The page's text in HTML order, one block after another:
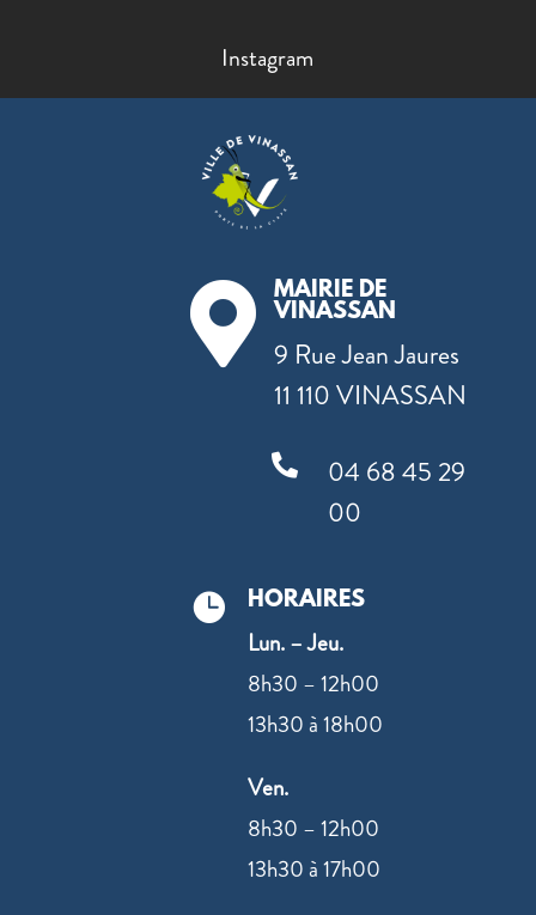
Instagram

MAIRIE DE
VINASSAN
9 Rue Jean Jaures
11 110 VINASSAN

04 68 45 29
00
 HORAIRES
Lun. – Jeu.
8h30 – 12h00
13h30 à 18h00
Ven.
8h30 – 12h00
13h30 à 17h00